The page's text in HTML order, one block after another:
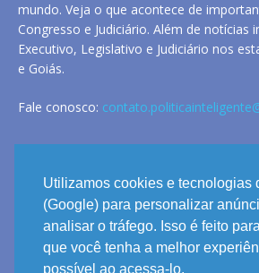
Utilizamos cookies e tecnologias
(Google) para personalizar
analisar o tráfego. Isso é feito
que você tenha a melhor
possível ao acessa-lo.
mundo. Veja o que acontece de
Congresso e Judiciário. Além de notícias
Executivo, Legislativo e Judiciário nos
e Goiás.
Fale conosco:
LINKS
ANUNCIE
PRIVACIDADE